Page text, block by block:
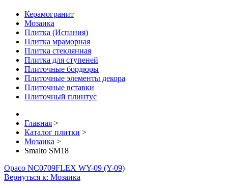
Керамогранит
Мозаика
Плитка (Испания)
Плитка мраморная
Плитка стеклянная
Плитка для ступеней
Плиточные бордюры
Плиточные элементы декора
Плиточные вставки
Плиточный плинтус
Главная >
Каталог плитки >
Мозаика >
Smalto SM18
Opaco NC0709FLEX WY-09 (Y-09)
Вернуться к: Мозаика